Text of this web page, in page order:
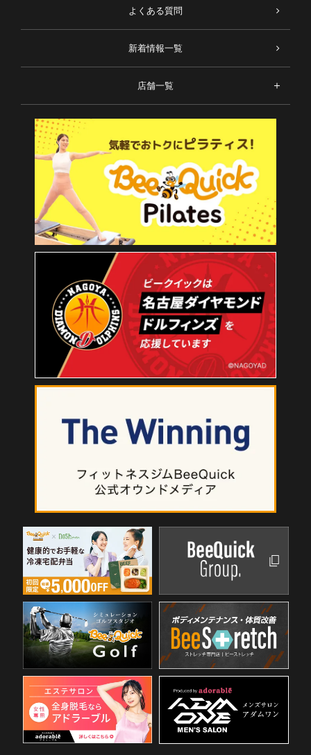
よくある質問
新着情報一覧
店舗一覧